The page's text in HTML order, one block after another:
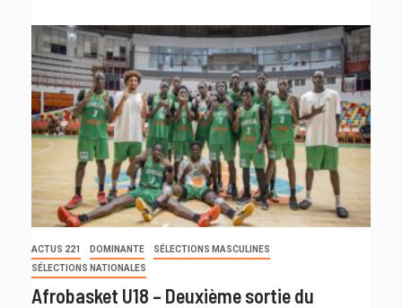
ACTUS 221 DOMINANTE
SÉLECTIONS MASCULINES
SÉLECTIONS NATIONALES
Afrobasket U18 – Deuxième sortie du